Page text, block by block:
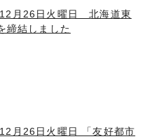
12月26日火曜日 北海道東
締結しました
12月26日火曜日 「友好都市